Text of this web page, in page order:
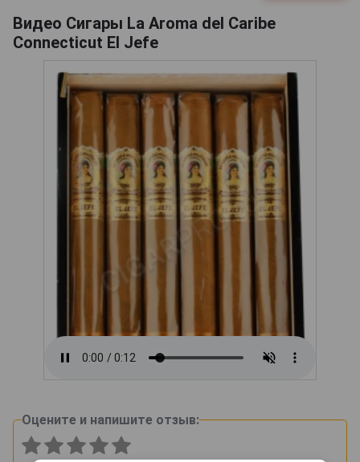
Видео Сигары La Aroma del Caribe
Connecticut El Jefe
Оцените и напишите отзыв: